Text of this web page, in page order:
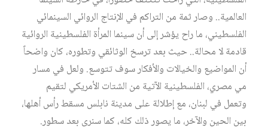
العالمية.. وصار ثمة من التراكم في الإنتاج الروائي السينمائي
الفلسطيني، ما راح يؤشر إلى أن سينما المرأة الفلسطينية الروائية
قادمة لا محالة.. حيث بعد ترسخ الوثائقي وتطوره، كان واضحاً
أن المواضيع والخيالات والأفكار سوف تتوسع. ولعل في مسار
مي مصري، الفلسطينية الآتية من الشتات الأمريكي لتقيم
وتعمل في لبنان، مع إطلالة على مدينة نابلس مسقط رأس أهلها،
بين الحين والآخر، ما يصور ذلك كله، كما سنرى بعد سطور.